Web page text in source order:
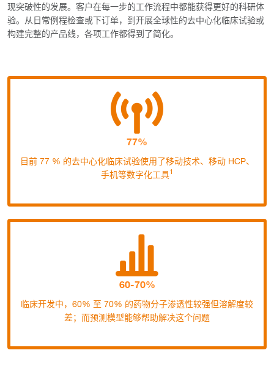
现突破性的发展。客户在每一步的工作流程中都能获得更好的科研体
验。从日常例程检查或下订单，到开展全球性的去中心化临床试验或
构建完整的产品线，各项工作都得到了简化。
77%
目前 77 % 的去中心化临床试验使用了移动技术、移动 HCP、
手机等数字化工具1
60-70%
临床开发中，60% 至 70% 的药物分子渗透性较强但溶解度较
差；而预测模型能够帮助解决这个问题